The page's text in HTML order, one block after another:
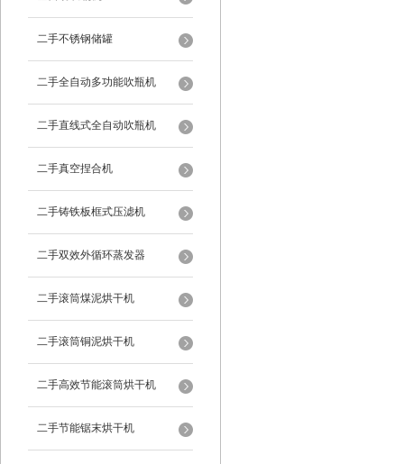
二手不锈钢储罐
二手全自动多功能吹瓶机
二手直线式全自动吹瓶机
二手真空捏合机
二手铸铁板框式压滤机
二手双效外循环蒸发器
二手滚筒煤泥烘干机
二手滚筒铜泥烘干机
二手高效节能滚筒烘干机
二手节能锯末烘干机